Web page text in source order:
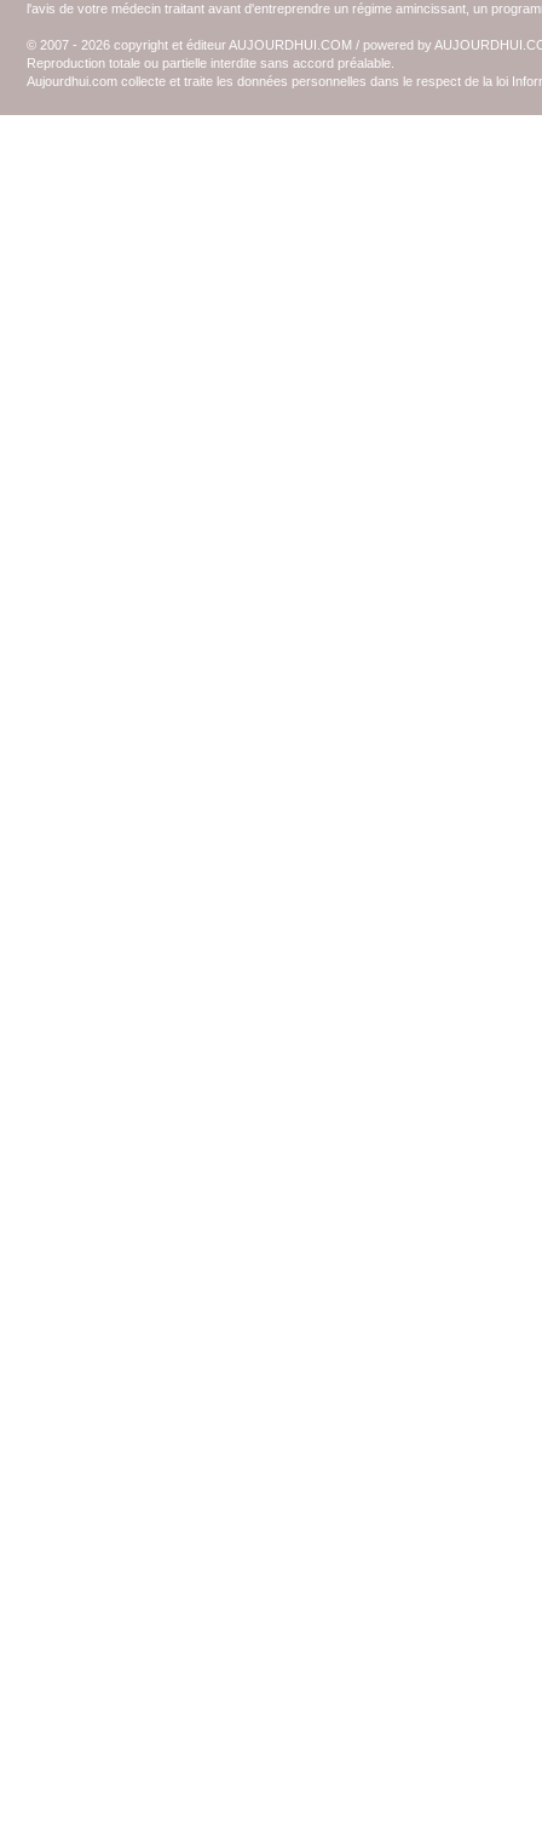
l'avis de votre médecin traitant avant d'entreprendre un régime amincissant, un
© 2007 - 2026 copyright et éditeur AUJOURDHUI.COM / powered by
Reproduction totale ou partielle interdite sans accord préalable.
Aujourdhui.com collecte et traite les données personnelles dans le respect de la loi